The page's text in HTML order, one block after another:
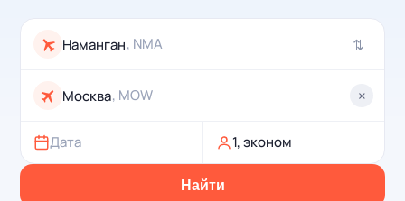
, NMA ⇄
, MOW ×
Дата 1, эконом
Найти